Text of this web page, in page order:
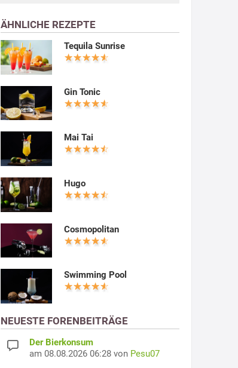
ÄHNLICHE REZEPTE
Tequila Sunrise
Gin Tonic
Mai Tai
Hugo
Cosmopolitan
Swimming Pool
NEUESTE FORENBEITRÄGE
Der Bierkonsum
am 08.08.2026 06:28 von Pesu07